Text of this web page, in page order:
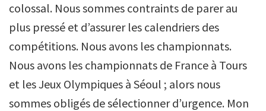
colossal. Nous sommes contraints de parer au
plus pressé et d’assurer les calendriers des
compétitions. Nous avons les championnats.
Nous avons les championnats de France à Tours
et les Jeux Olympiques à Séoul ; alors nous
sommes obligés de sélectionner d’urgence. Mon